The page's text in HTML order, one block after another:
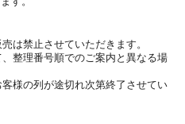
は禁止させていただきます。
整理番号順でのご案内と異なる場
様の列が途切れ次第終了させてい